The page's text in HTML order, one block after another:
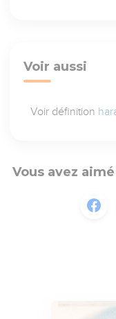
Voir aussi
Voir définition
Vous avez